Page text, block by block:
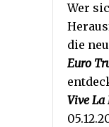
Wer
die
Euro
Vive La